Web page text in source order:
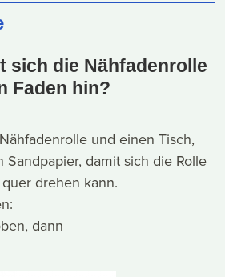
sich die Nähfadenrolle
Faden hin?
und einen Tisch,
Sandpapier, damit sich die Rolle
drehen kann.
dann